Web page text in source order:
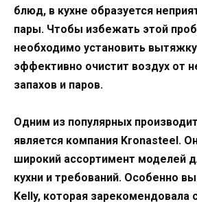
блюд, в кухне образуется
пары. Чтобы избежать этой
необходимо установить
эффективно очистит воздух от
запахов и паров.
Одним из популярных
является компания Kronasteel.
широкий ассортимент моделей
кухни и требований. Особенно
Kelly, которая зарекомендовала